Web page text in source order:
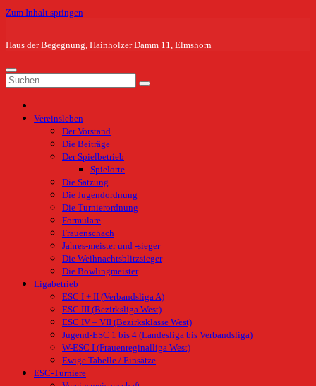
Zum Inhalt springen
Haus der Begegnung, Hainholzer Damm 11, Elmshorn
Vereinsleben
Der Vorstand
Die Beiträge
Der Spielbetrieb
Spielorte
Die Satzung
Die Jugendordnung
Die Turnierordnung
Formulare
Frauenschach
Jahres-meister und -sieger
Die Weihnachtsblitzsieger
Die Bowlingmeister
Ligabetrieb
ESC I + II (Verbandsliga A)
ESC III (Bezirksliga West)
ESC IV – VII (Bezirksklasse West)
Jugend-ESC 1 bis 4 (Landesliga bis Verbandsliga)
W-ESC I (Frauenreginalliga West)
Ewige Tabelle / Einsätze
ESC-Turniere